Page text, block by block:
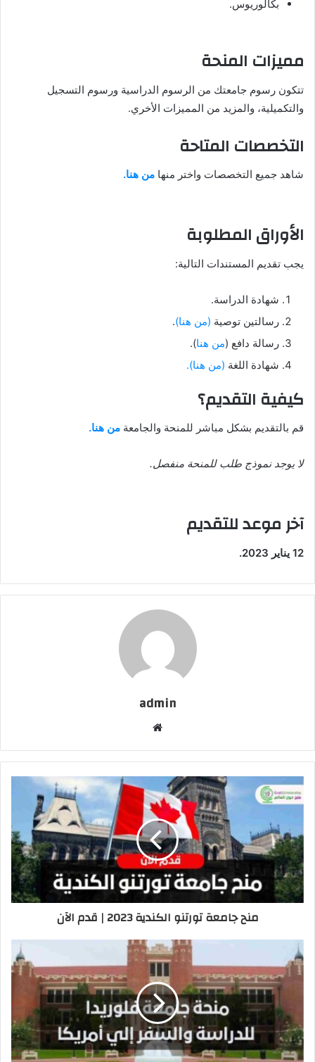
بكالوريوس.
مميزات المنحة
تتكون رسوم جامعتك من الرسوم الدراسية ورسوم التسجيل
والتكميلية، والمزيد من المميزات الأخري.
التخصصات المتاحة
شاهد جميع التخصصات واختر منها من هنا.
الأوراق المطلوبة
يجب تقديم المستندات التالية:
شهادة الدراسة.
رسالتين توصية (من هنا).
رسالة دافع (من هنا).
شهادة اللغة (من هنا).
كيفية التقديم؟
قم بالتقديم بشكل مباشر للمنحة والجامعة من هنا.
لا يوجد نموذج طلب للمنحة منفصل.
آخر موعد للتقديم
12 يناير 2023.
admin
منح جامعة تورتنو الكندية 2023 | قدم الآن